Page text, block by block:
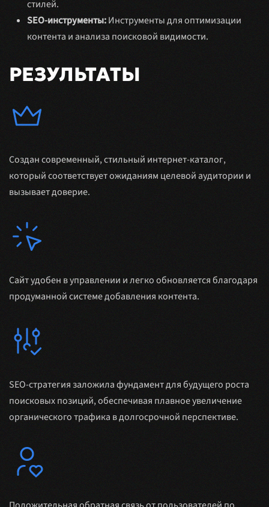
стилей.
SEO-инструменты:Инструменты для оптимизации
контента и анализа поисковой видимости.
РЕЗУЛЬТАТЫ
Создан современный, стильный интернет-каталог,
который соответствует ожиданиям целевой аудитории и
вызывает доверие.
Сайт удобен в управлении и легко обновляется благодаря
продуманной системе добавления контента.
SEO-стратегия заложила фундамент для будущего роста
поисковых позиций, обеспечивая плавное увеличение
органического трафика в долгосрочной перспективе.